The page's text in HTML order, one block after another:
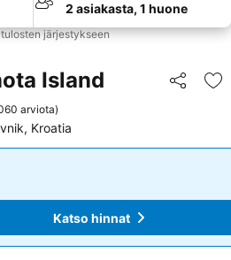
2 asiakasta, 1 huone
järjestykseen
Island Jaa
arviota)
Kroatia
hinnatKatso hinnat